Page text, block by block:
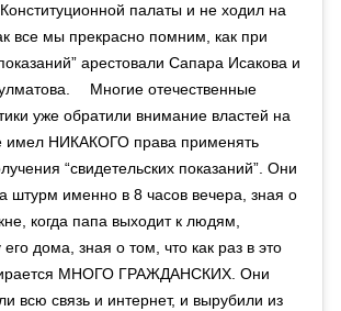
палаты и не ходил на
все мы прекрасно помним, как при
арестовали Сапара Исакова и
⠀ Многие отечественные
уже обратили внимание властей на
имел НИКАКОГО права применять
“свидетельских показаний”. Они
штурм именно в 8 часов вечера, зная о
когда папа выходит к людям,
дома, зная о том, что как раз в это
МНОГО ГРАЖДАНСКИХ. Они
всю связь и интернет, и вырубили из